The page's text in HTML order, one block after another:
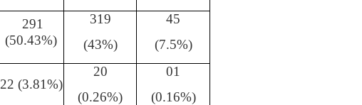
291
(50.43%)
319
(43%)
45
(7.5%)
22 (3.81%)
20
(0.26%)
01
(0.16%)